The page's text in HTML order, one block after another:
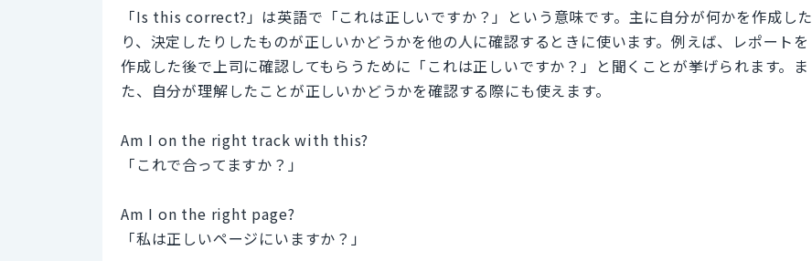
「Is this correct?」は英語で「これは正しいですか？」という意味です。主に自分が何かを作成した
り、決定したりしたものが正しいかどうかを他の人に確認するときに使います。例えば、レポートを
作成した後で上司に確認してもらうために「これは正しいですか？」と聞くことが挙げられます。ま
た、自分が理解したことが正しいかどうかを確認する際にも使えます。
Am I on the right track with this?
「これで合ってますか？」
Am I on the right page?
「私は正しいページにいますか？」